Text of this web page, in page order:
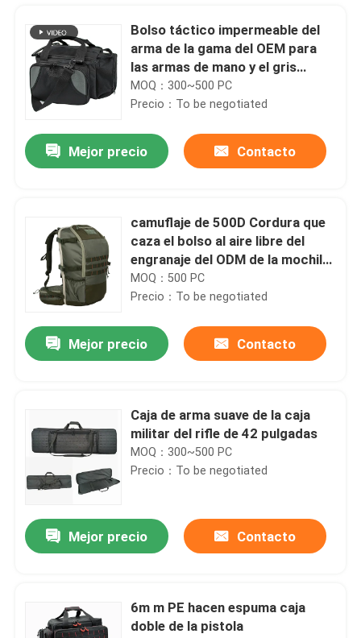
Bolso táctico impermeable del
arma de la gama del OEM para
las armas de mano y el gris
negro de la munición
MOQ：300~500 PC
Precio：To be negotiated
Mejor precio Contacto
camuflaje de 500D Cordura que
caza el bolso al aire libre del
engranaje del ODM de la mochila
para los arcos
MOQ：500 PC
Precio：To be negotiated
Mejor precio Contacto
Caja de arma suave de la caja
militar del rifle de 42 pulgadas
MOQ：300~500 PC
Precio：To be negotiated
Mejor precio Contacto
6m m PE hacen espuma caja
doble de la pistola